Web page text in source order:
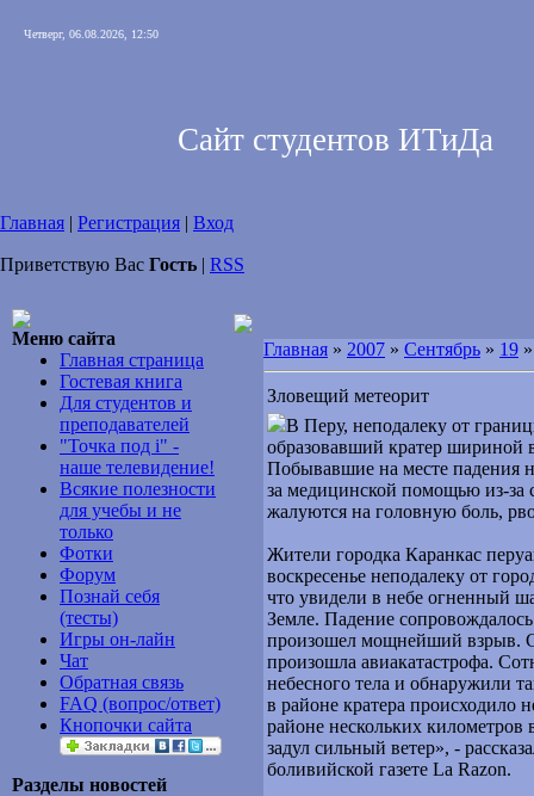
Четверг, 06.08.2026, 12:50
Сайт студентов ИТиДа
Главная | Регистрация | Вход
Приветствую Вас Гость | RSS
Меню сайта
Главная страница
Гостевая книга
Для студентов и
преподавателей
"Точка под i" -
наше телевидение!
Всякие полезности
для учебы и не
только
Фотки
Форум
Познай себя
(тесты)
Игры он-лайн
Чат
Обратная связь
FAQ (вопрос/ответ)
Кнопочки сайта
Разделы новостей
Главная » 2007 » Сентябрь » 19
Зловещий метеорит
В Перу, неподалеку от
образовавший кратер шириной
Побывавшие на месте падения
за медицинской помощью из-за
жалуются на головную боль,
Жители городка Каранкас
воскресенье неподалеку от
что увидели в небе огненный
Земле. Падение
произошел мощнейший взрыв.
произошла авиакатастрофа.
небесного тела и обнаружили
в районе кратера происходило
районе нескольких километров
задул сильный ветер», -
боливийской газете La Razon.